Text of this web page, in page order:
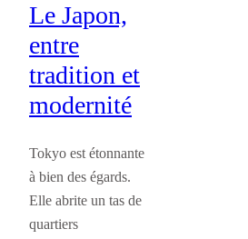
Le Japon,
entre
tradition et
modernité
Tokyo est étonnante
à bien des égards.
Elle abrite un tas de
quartiers